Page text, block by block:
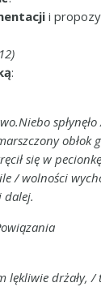
i
:
obłok
się w
/ wolności
dalej.
lękliwie drżały,